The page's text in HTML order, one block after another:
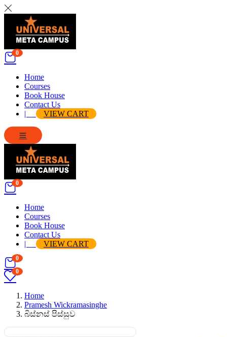
0
Home
Courses
Book House
Contact Us
|
VIEW CART
0
Home
Courses
Book House
Contact Us
|
VIEW CART
0
0
Home
Pramesh Wickramasinghe
බිස්නස් පිස්සුව